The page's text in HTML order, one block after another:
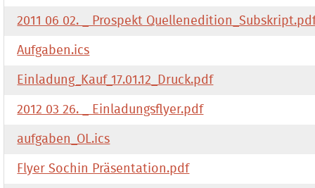
2011 06 02. _ Prospekt
Aufgaben.ics
Einladung_Kauf_17.01.12_Druck.pdf
2012 03 26. _ Einladungsflyer.pdf
aufgaben_OL.ics
Flyer Sochin Präsentation.pdf